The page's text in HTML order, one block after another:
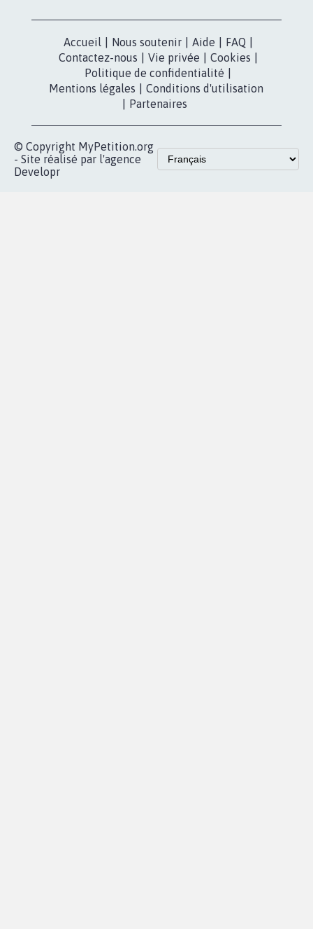
Accueil Nous soutenir Aide FAQ
Contactez-nous
Vie privée Cookies
Politique de confidentialité
Mentions légales
Conditions d'utilisation
Partenaires
© Copyright MyPetition.org
- Site réalisé par l'agence
Developr